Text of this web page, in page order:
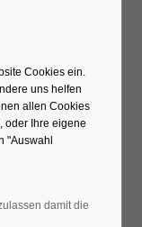
Cookies ein.
uns helfen
allen Cookies
oder Ihre eigene
"Auswahl
damit die